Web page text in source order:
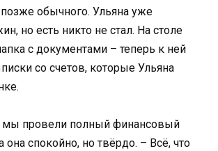
обычного. Ульяна уже
но есть никто не стал. На столе
с документами – теперь к ней
со счетов, которые Ульяна
мы провели полный финансовый
она спокойно, но твёрдо. – Всё, что